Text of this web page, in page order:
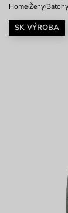
Home/Ženy/Batohy
SK VÝROBA